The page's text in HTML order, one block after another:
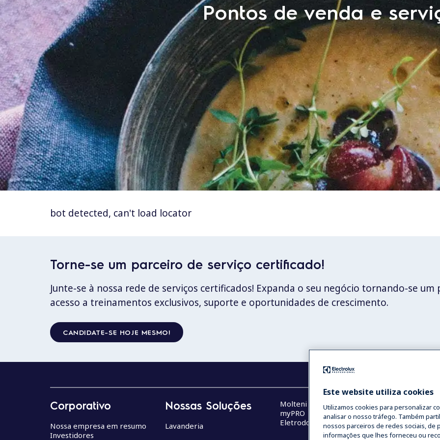
Pontos de venda e
bot detected, can't load locator
Torne-se um parceiro de serviço certificado!
Junte-se à nossa rede de serviços certificados! Expanda o seu negócio tornando-se
acesso a treinamentos exclusivos, suporte e oportunidades de crescimento.
CANDIDATE-SE HOJE MESMO!
Corporativo
Nossa empresa em resumo
Investidores
Nossas Soluções
Lavanderia
Molteni
myPRO
Eletrodomésticos
Contato
Sobre nós
Termos e
Este website utiliza cookies
Utilizamos cookies para personalizar
analisar o nosso tráfego. Também
nossos parceiros de redes sociais, de
informações que lhes forneceu ou